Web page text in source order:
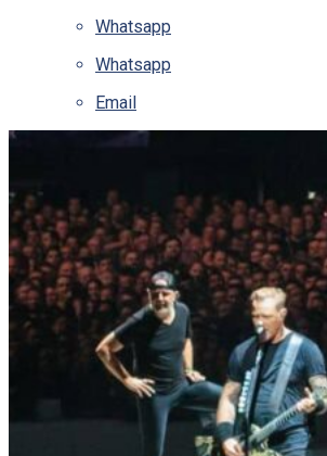
Whatsapp
Whatsapp
Email